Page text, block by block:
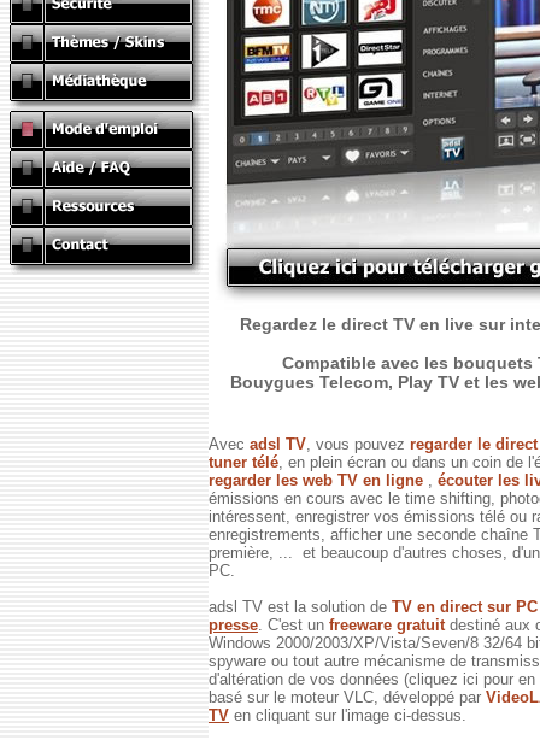
Regardez le direct TV en live sur
Compatible avec les bouquets
Bouygues Telecom, Play TV et les
Avec adsl TV , vous pouvez regarder le
tuner télé , en plein écran ou dans un coin de
regarder les web TV en ligne
écouter les
émissions en cours avec le time shifting,
intéressent, enregistrer vos émissions télé ou
enregistrements, afficher une seconde chaîne
première, ... et beaucoup d'autres choses,
PC.
adsl TV est la solution de TV en direct sur
presse . C'est un freeware gratuit destiné aux
Windows 2000/2003/XP/Vista/Seven/8 32/64
spyware ou tout autre mécanisme de
d'altération de vos données (cliquez ici pour
basé sur le moteur VLC, développé par
TV en cliquant sur l'image ci-dessus.